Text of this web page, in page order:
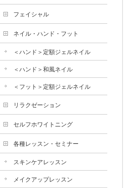
フェイシャル
ネイル・ハンド・フット
＜ハンド＞定額ジェルネイル
＜ハンド＞和風ネイル
＜フット＞定額ジェルネイル
リラクゼーション
セルフホワイトニング
各種レッスン・セミナー
スキンケアレッスン
メイクアップレッスン